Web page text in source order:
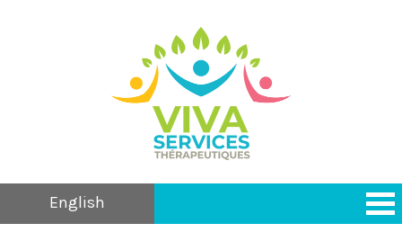
English